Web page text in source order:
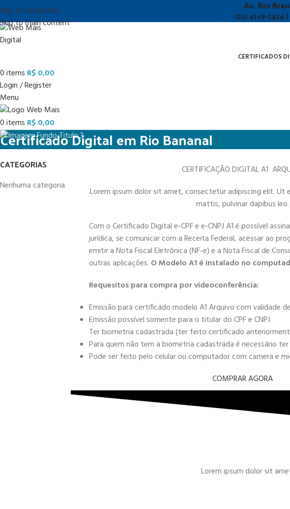
Skip to navigation
Skip to main content
Av. Rio
(21) 4119-2424
CERTIFICADOS
0items R$ 0,00
Login / Register
Menu
0items R$ 0,00
Certificado Digital em Rio Bananal
CATEGORIAS
Nenhuma categoria
CERTIFICAÇÃO DIGITAL A1
Lorem ipsum dolor sit amet, consectetur adipiscing elit. Ut
mattis, pulvinar dapibus leo.
Com o Certificado Digital e-CPF e e-CNPJ A1 é possível
jurídica, se comunicar com a Receita Federal, acessar ao
emitir a Nota Fiscal Eletrônica (NF-e) e a Nota Fiscal de
outras aplicações. O Modelo A1 é instalado no
Requesitos para compra por videoconferência:
Emissão para certificado modelo A1 Arquivo com validade
Emissão possível somente para o titular do CPF e CNPJ
Ter biometria cadastrada (ter feito certificado
Para quem não tem a biometria cadastrada é necessário
Pode ser feito pelo celular ou computador com camera e
COMPRAR AGORA
Lorem ipsum dolor sit